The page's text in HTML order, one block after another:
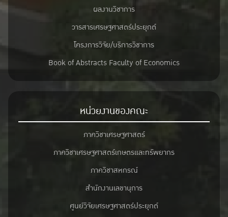
ผลงานวิชาการ
วารสารเศรษฐศาสตร์ประยุกต์
โครงการวิจัย/บริการวิชาการ
Book of Abstracts Faculty of Economics
หน่วยงานของคณะ
ภาควิชาเศรษฐศาสตร์
ภาควิชาเศรษฐศาสตร์เกษตรและทรัพยากร
ภาควิชาสหกรณ์
สำนักงานเลขานุการ
ศูนย์วิจัยเศรษฐศาสตร์ประยุกต์